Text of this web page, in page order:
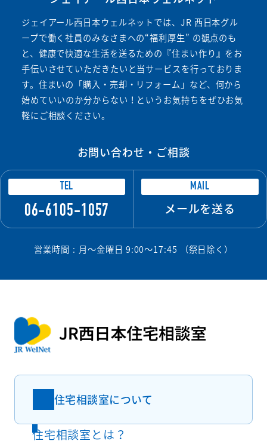
ジェイアール西日本ウェルネットでは、JR 西日本グル
ープで働く社員のみなさまへの“福利厚生” の観点のも
と、健康で快適な生活を送るための『住まい作り』をお
手伝いさせていただきたいと当サービスを行っておりま
す。住まいの「購入・売却・リフォーム」など、何から
始めていいのか分からない！というお気持ちをぜひお気
軽にご相談ください。
お問い合わせ・ご相談
TEL
06-6105-1057
MAIL
メールを送る
営業時間 月〜金曜日 9:00〜17:45 （祭日除く）
住宅相談室について
住宅相談室とは？